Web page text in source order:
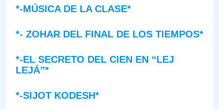
*-MÚSICA DE LA CLASE*
*- ZOHAR DEL FINAL DE LOS TIEMPOS*
*-EL SECRETO DEL CIEN EN “LEJ
LEJÁ”*
*-SIJOT KODESH*